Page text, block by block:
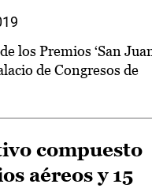
los Premios ‘San
de Congresos de
compuesto
aéreos y 15